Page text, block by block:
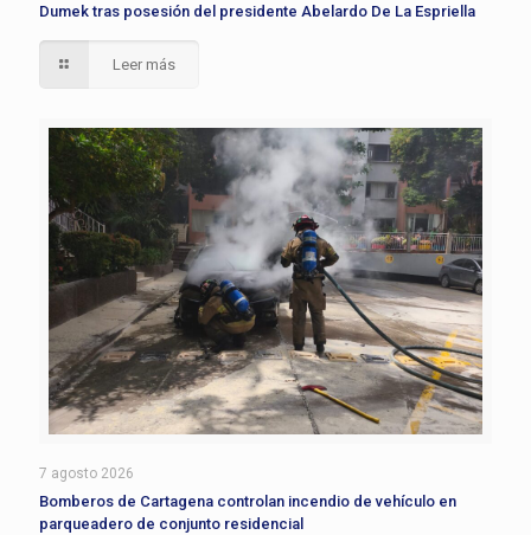
Dumek tras posesión del presidente Abelardo De La Espriella
Leer más
7 agosto 2026
Bomberos de Cartagena controlan incendio de vehículo en
parqueadero de conjunto residencial